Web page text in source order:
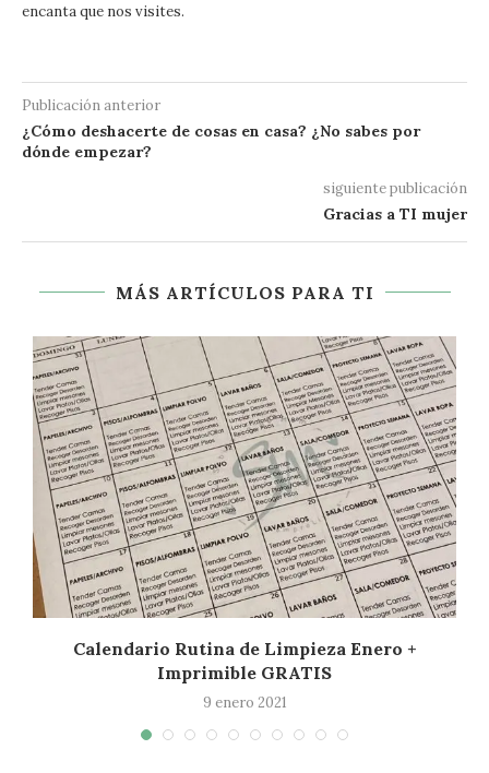
encanta que nos visites.
Publicación anterior
¿Cómo deshacerte de cosas en casa? ¿No sabes por
dónde empezar?
siguiente publicación
Gracias a TI mujer
MÁS ARTÍCULOS PARA TI
Calendario Rutina de Limpieza Enero +
Imprimible GRATIS
9 enero 2021